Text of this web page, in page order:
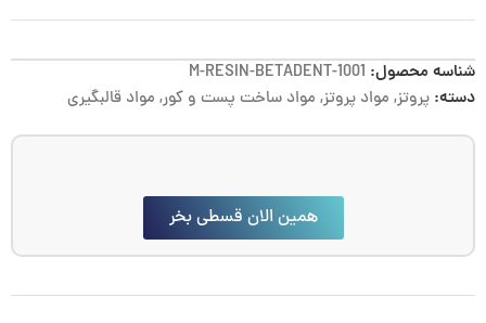
شناسه محصول: M-RESIN-BETADENT-1001
دسته: پروتز, مواد پروتز, مواد ساخت پست و کور, مواد قالبگیری
همین الان قسطی بخر